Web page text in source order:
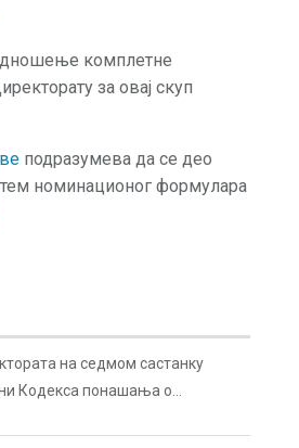
комплетне
за овај скуп
подразумева да се део
номинационог формулара
на седмом састанку
Кодекса понашања о
радиоактивних извора у